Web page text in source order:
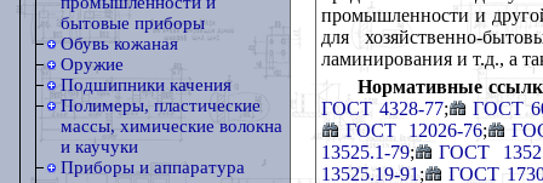
бытовые приборы
Обувь кожаная
Оружие
Подшипники качения
Полимеры, пластические
массы, химические волокна
и каучуки
Приборы и аппаратура
промышленности и
для хозяйственно-
ламинирования и т.д., а
Нормативные
ГОСТ 4328-77;
ГОСТ
ГОСТ 12026-76;
13525.1-79;
ГОСТ
13525.19-91;
ГОСТ